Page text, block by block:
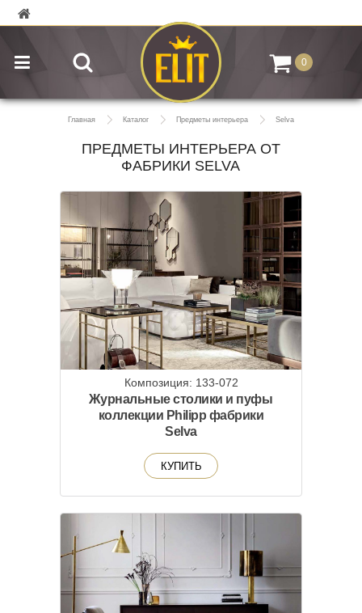
0
Главная Каталог Предметы интерьера Selva
ПРЕДМЕТЫ ИНТЕРЬЕРА ОТ
ФАБРИКИ SELVA
Композиция: 133-072
Журнальные столики и пуфы
коллекции Philipp фабрики
Selva
КУПИТЬ